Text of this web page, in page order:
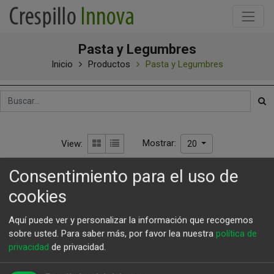
Pasta y Legumbres
Inicio Productos Pasta y Legumbres
View: Mostrar: 20
Consentimiento para el uso de
cookies
Aquí puede ver y personalizar la información que recogemos
sobre usted. Para saber más, por favor lea nuestra política de
privacidad de privacidad.